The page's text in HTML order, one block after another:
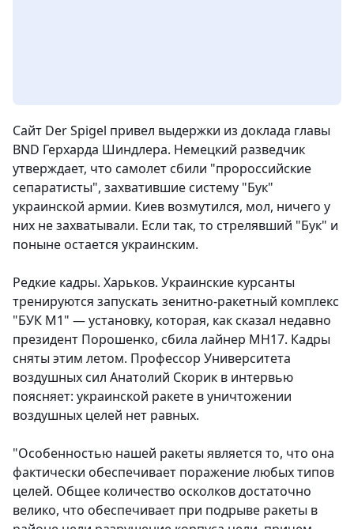
Сайт Der Spigel привел выдержки из доклада главы
BND Герхарда Шиндлера. Немецкий разведчик
утверждает, что самолет сбили "пророссийские
сепаратисты", захватившие систему "Бук"
украинской армии. Киев возмутился, мол, ничего у
них не захватывали. Если так, то стрелявший "Бук" и
поныне остается украинским.
Редкие кадры. Харьков. Украинские курсанты
тренируются запускать зенитно-ракетный комплекс
"БУК М1" — установку, которая, как сказал недавно
президент Порошенко, сбила лайнер MH17. Кадры
сняты этим летом. Профессор Университета
воздушных сил Анатолий Скорик в интервью
поясняет: украинской ракете в уничтожении
воздушных целей нет равных.
"Особенностью нашей ракеты является то, что она
фактически обеспечивает поражение любых типов
целей. Общее количество осколков достаточно
велико, что обеспечивает при подрыве ракеты в